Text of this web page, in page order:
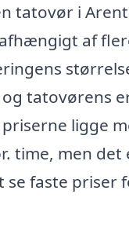
tatovør i
af
tatovørens
ligge
time, men det
se faste priser